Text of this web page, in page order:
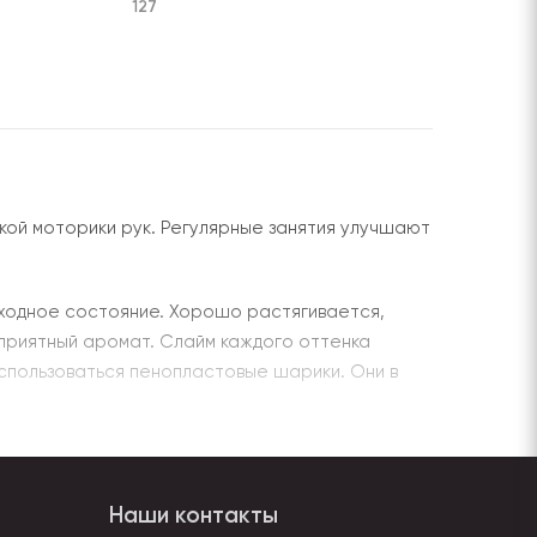
127
моторики рук. Регулярные занятия улучшают
состояние. Хорошо растягивается,
аромат. Слайм каждого оттенка
пенопластовые шарики. Они в
липнет к поверхностям, легко отходит.
Наши контакты